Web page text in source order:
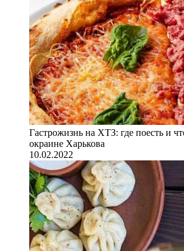
Гастрожизнь на ХТЗ: где поесть и
окраине Харькова
10.02.2022